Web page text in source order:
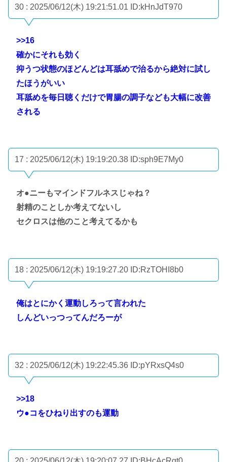
30 : 2025/06/12(木) 19:21:51.01 ID:kHnJdT970
>>16
確かにそれも効く
抑うつ状態のほどんどは耳舐めで治るから絶対に試し
たほうがいい
耳舐めを毎日聴くだけで胃腸の調子なども大幅に改善
される
17 : 2025/06/12(木) 19:19:20.38 ID:sph9E7My0
オ●ニーもマインドフルネスじゃね？
射精のことしか考えてないし
セクロスは他のこと考えてるかも
18 : 2025/06/12(木) 19:19:27.20 ID:RzTOHI8b0
俺はとにかく運動しろって言われた
しんどいっつってんだろーが
32 : 2025/06/12(木) 19:22:45.36 ID:pYRxsQ4s0
>>18
ウ●コをひねり出すのも運動